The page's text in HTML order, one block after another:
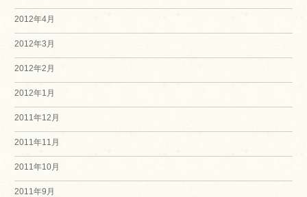
2012年4月
2012年3月
2012年2月
2012年1月
2011年12月
2011年11月
2011年10月
2011年9月